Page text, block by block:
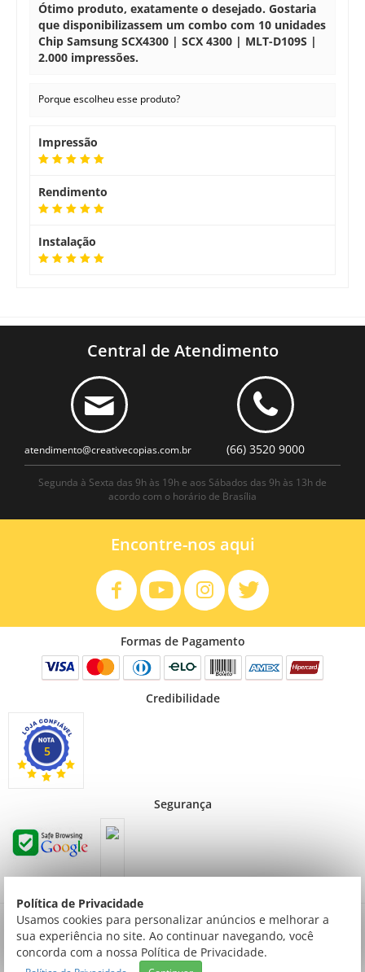
Política de Privacidade
Usamos cookies para personalizar anúncios e melhorar a
sua experiência no site. Ao continuar navegando, você
concorda com a nossa Política de Privacidade.
Ótimo produto, exatamente o desejado. Gostaria
que disponibilizassem um combo com 10 unidades
Chip Samsung SCX4300 | SCX 4300 | MLT-D109S |
2.000 impressões.
Porque escolheu esse produto?
Impressão
Rendimento
Instalação
Central de Atendimento
atendimento@creativecopias.com.br (66) 3520 9000
Segunda à Sexta das 9h às 19h e aos Sábados das 9h às 13h de
acordo com o horário de Brasília
Encontre-nos aqui
Formas de Pagamento
Credibilidade
5
Segurança
Preços válidos para consumidor final não contribuinte. Preços exclusivos para compras
via internet.
© Todos os direitos reservados | Creative Cópias LTDA | Av. ingás, 2314 Setor Comercial
| Sinop/MT | 78550-092 | Tel: (066) 3520-9000 | CNPJ: 03.769.753/0001-54